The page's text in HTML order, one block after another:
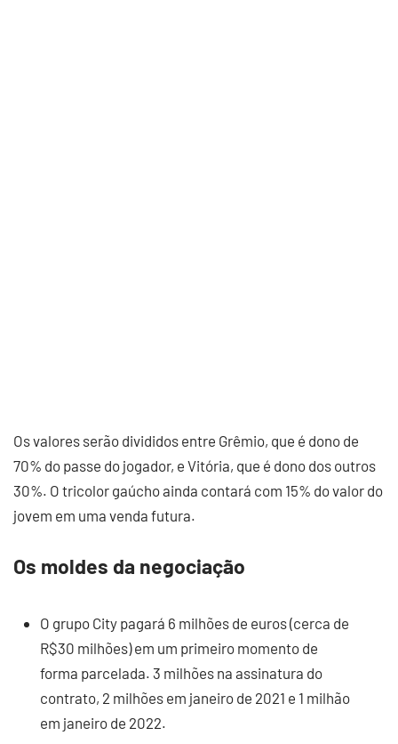
Os valores serão divididos entre Grêmio, que é dono de
70% do passe do jogador, e Vitória, que é dono dos outros
30%. O tricolor gaúcho ainda contará com 15% do valor do
jovem em uma venda futura.
Os moldes da negociação
O grupo City pagará 6 milhões de euros (cerca de
R$30 milhões) em um primeiro momento de
forma parcelada. 3 milhões na assinatura do
contrato, 2 milhões em janeiro de 2021 e 1 milhão
em janeiro de 2022.